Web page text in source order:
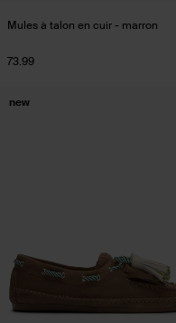
Mules à talon en cuir - marron
73.99
new